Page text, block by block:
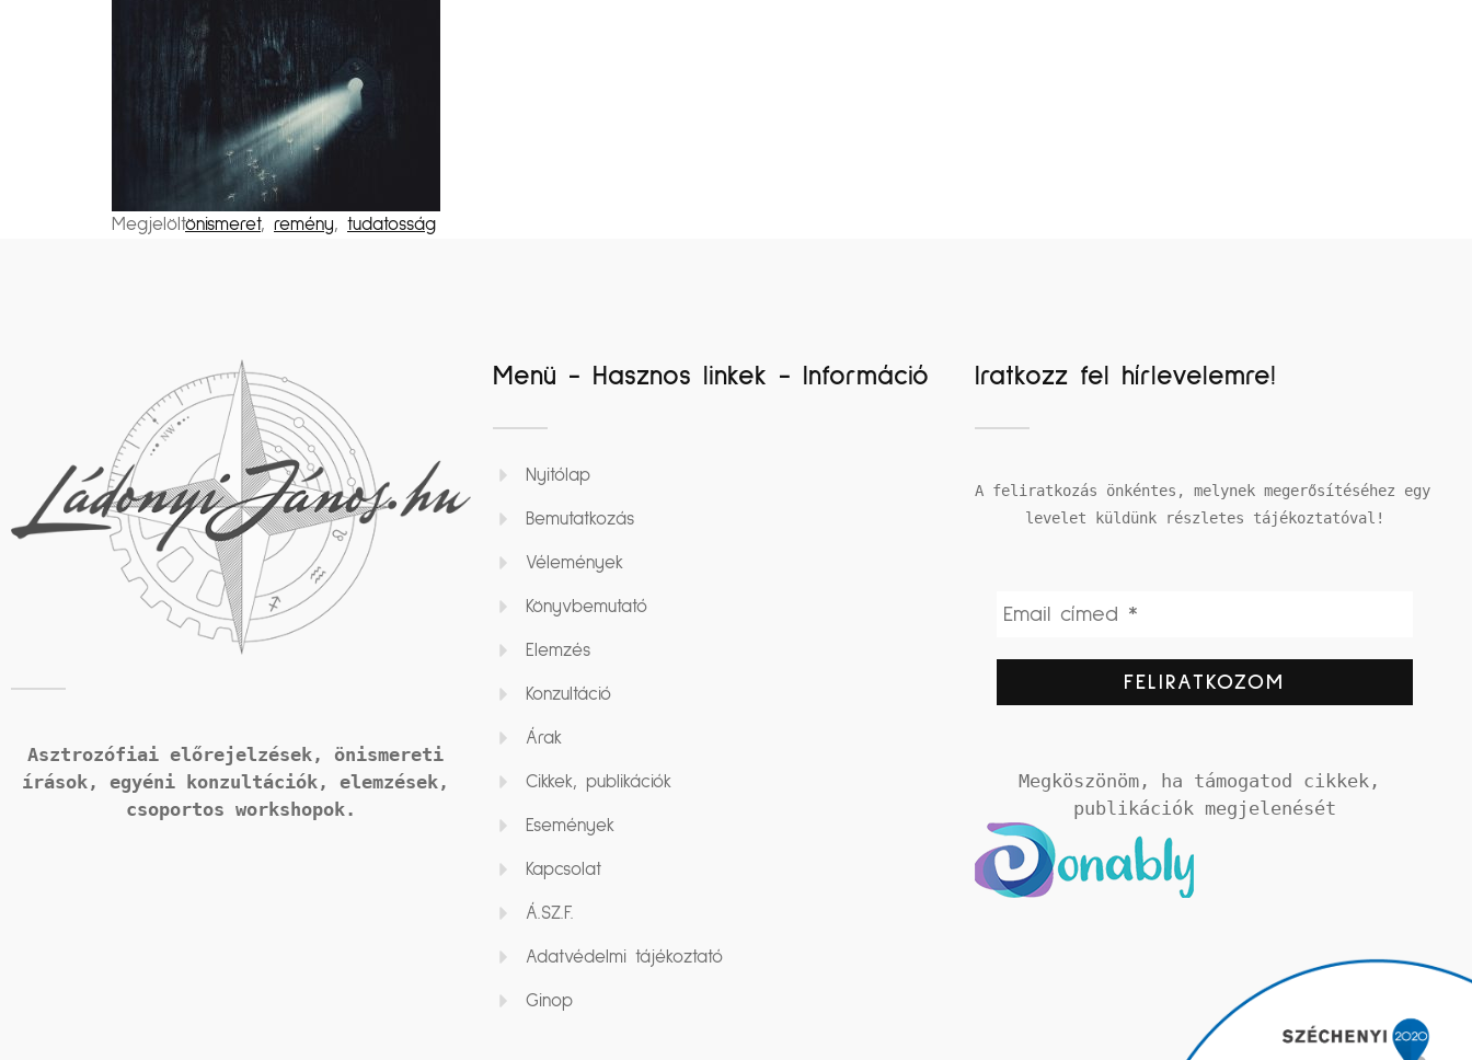
Megjelöltönismeret, remény, tudatosság
Asztrozófiai előrejelzések, önismereti
írások, egyéni konzultációk, elemzések,
csoportos workshopok.
Menü - Hasznos linkek - Információ
Nyitólap
Bemutatkozás
Vélemények
Könyvbemutató
Elemzés
Konzultáció
Árak
Cikkek, publikációk
Események
Kapcsolat
Á.SZ.F.
Adatvédelmi tájékoztató
Ginop
Iratkozz fel hírlevelemre!
A feliratkozás önkéntes, melynek megerősítéséhez egy
levelet küldünk részletes tájékoztatóval!
Megköszönöm, ha támogatod cikkek,
publikációk megjelenését